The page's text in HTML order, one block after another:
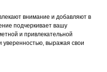
внимание и добавляют в
подчеркивает вашу
и привлекательной
уверенностью, выражая свои